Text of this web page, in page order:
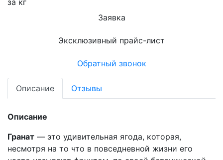
Заявка
Эксклюзивный прайс-лист
Обратный звонок
Описание Отзывы
Описание
Гранат — это удивительная ягода, которая,
несмотря на то что в повседневной жизни его